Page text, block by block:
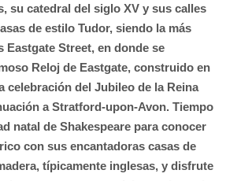
su catedral del siglo XV y sus calles
de estilo Tudor, siendo la más
Eastgate Street, en donde se
Reloj de Eastgate, construido en
celebración del Jubileo de la Reina
a Stratford-upon-Avon. Tiempo
natal de Shakespeare para conocer
con sus encantadoras casas de
típicamente inglesas, y disfrute